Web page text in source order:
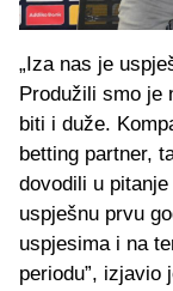
„Iza nas je
Produžili smo je
biti i duže.
betting partner,
dovodili u
uspješnu prvu
uspjesima i na
periodu”, izjavio